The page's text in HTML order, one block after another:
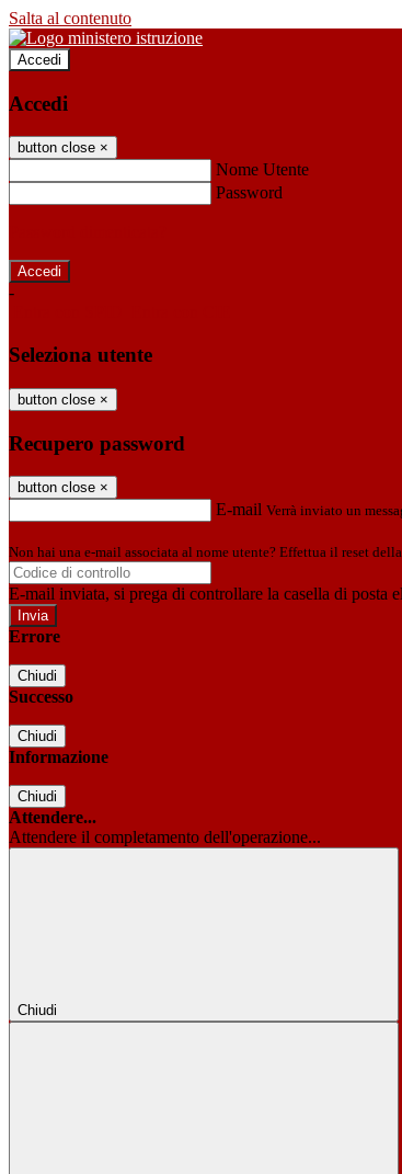
Salta al contenuto
Accedi
Accedi
button close ×
Nome Utente
Password
-
Seleziona utente
button close ×
Recupero password
button close ×
E-mail Verrà inviato un
Non hai una e-mail associata al nome utente? Effettua il reset
E-mail inviata, si prega di controllare la casella di posta
Errore
Chiudi
Successo
Chiudi
Informazione
Chiudi
Attendere...
Attendere il completamento dell'operazione...
Chiudi